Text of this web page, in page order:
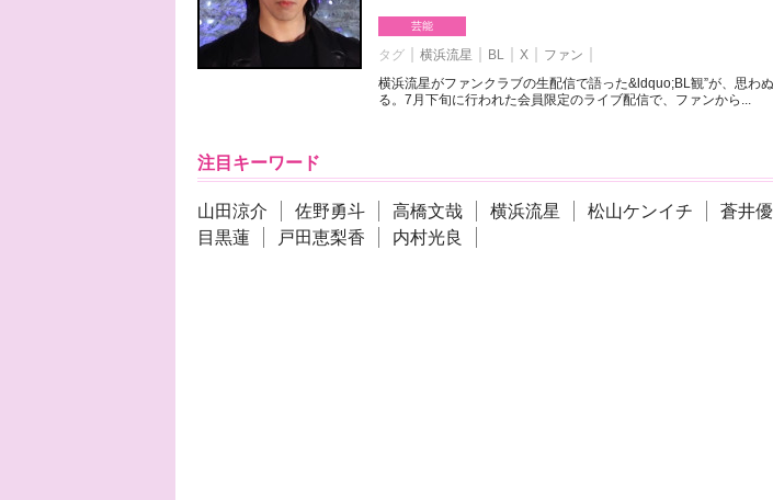
芸能
タグ 横浜流星 BL X
ファン
横浜流星がファンクラブの生配信で語った&ldquo;BL観”が、思わ
る。7月下旬に行われた会員限定のライブ配信で、ファンから...
注目キーワード
山田涼介 佐野勇斗 高橋文哉 横浜流星 松山ケンイチ 蒼井優
目黒蓮
戸田恵梨香 内村光良